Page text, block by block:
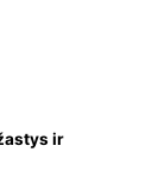
ir